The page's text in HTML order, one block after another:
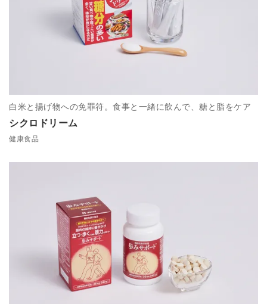
シクロドリーム
白米と揚げ物への免罪符。食事と一緒に飲んで、糖と脂をケア
健康食品